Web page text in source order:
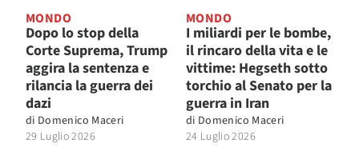
MONDO
Dopo lo stop della
Corte Suprema, Trump
aggira la sentenza e
rilancia la guerra dei
dazi
di Domenico Maceri
29 Luglio 2026
MONDO
I miliardi per le bombe,
il rincaro della vita e le
vittime: Hegseth sotto
torchio al Senato per la
guerra in Iran
di Domenico Maceri
24 Luglio 2026